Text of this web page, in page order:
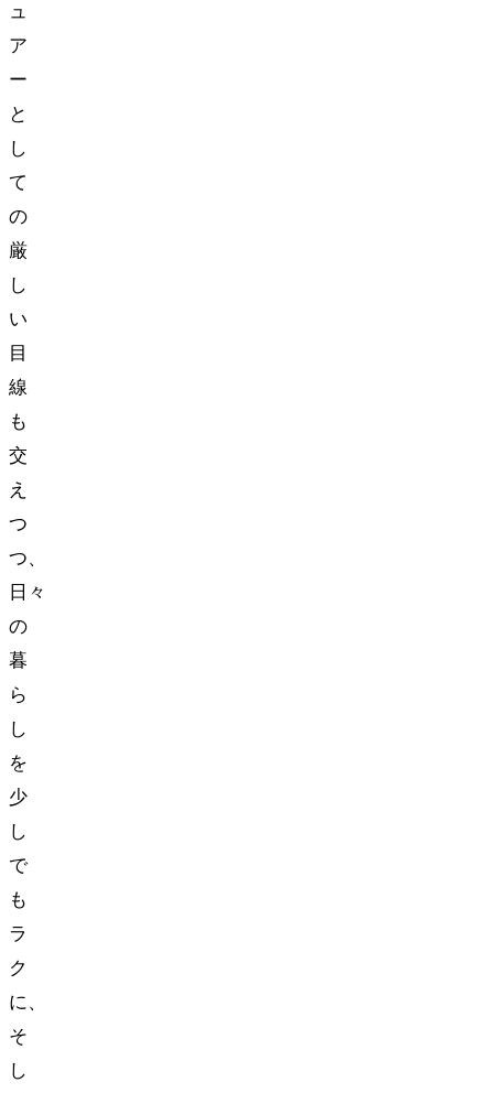
ュ
ア
ー
と
し
て
の
厳
し
い
目
線
も
交
え
つ
つ、
日々
の
暮
ら
し
を
少
し
で
も
ラ
ク
に、
そ
し